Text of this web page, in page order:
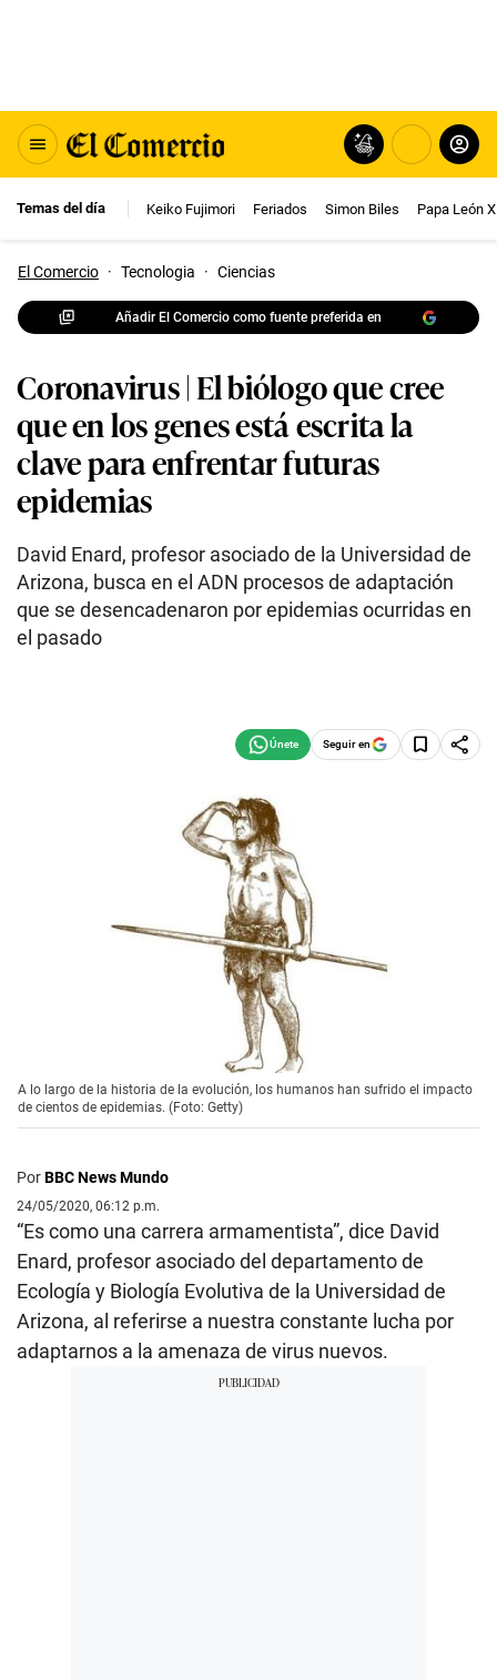
Temas del día Keiko Fujimori Feriados Simon Biles Papa León
El Comercio · Tecnologia · Ciencias
Añadir El Comercio como fuente preferida en
Coronavirus | El biólogo que cree
que en los genes está escrita la
clave para enfrentar futuras
epidemias
David Enard, profesor asociado de la Universidad de
Arizona, busca en el ADN procesos de adaptación
que se desencadenaron por epidemias ocurridas en
el pasado
Seguir en
A lo largo de la historia de la evolución, los humanos han sufrido el impacto
de cientos de epidemias. (Foto: Getty)
PorBBC News Mundo
24/05/2020, 06:12 p.m.
“Es como una carrera armamentista”, dice David
Enard, profesor asociado del departamento de
Ecología y Biología Evolutiva de la Universidad de
Arizona, al referirse a nuestra constante lucha por
adaptarnos a la amenaza de virus nuevos.